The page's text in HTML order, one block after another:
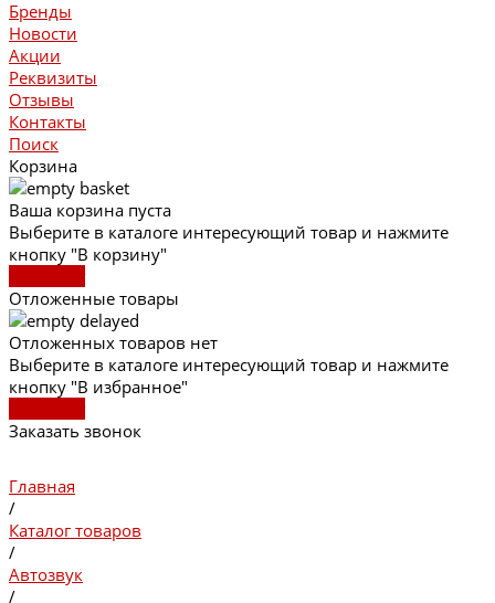
Бренды
Новости
Акции
Реквизиты
Отзывы
Контакты
Поиск
Корзина
Ваша корзина пуста
Выберите в каталоге интересующий товар и нажмите
кнопку "В корзину"
Отложенные товары
Отложенных товаров нет
Выберите в каталоге интересующий товар и нажмите
кнопку "В избранное"
Заказать звонок
Главная
/
Каталог товаров
/
Автозвук
/